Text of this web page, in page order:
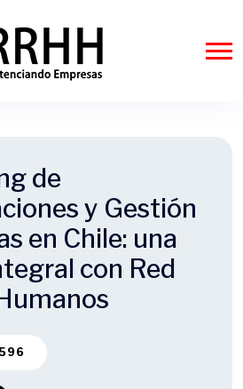
de
y Gestión
en Chile: una
con Red